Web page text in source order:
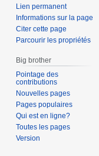
Lien permanent
Informations sur la page
Citer cette page
Parcourir les propriétés
Big brother
Pointage des
contributions
Nouvelles pages
Pages populaires
Qui est en ligne?
Toutes les pages
Version